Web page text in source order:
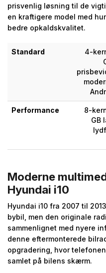
prisvenlig løsning til de
en kraftigere model med
bedre opkaldskvalitet.
Standard
4-
Performance
8-
GB
Moderne
Hyundai i10
Hyundai i10 fra 2007 til
bybil, men den originale
sammenlignet med nyere
denne eftermonterede
opgradering, hvor
samlet på bilens skærm.